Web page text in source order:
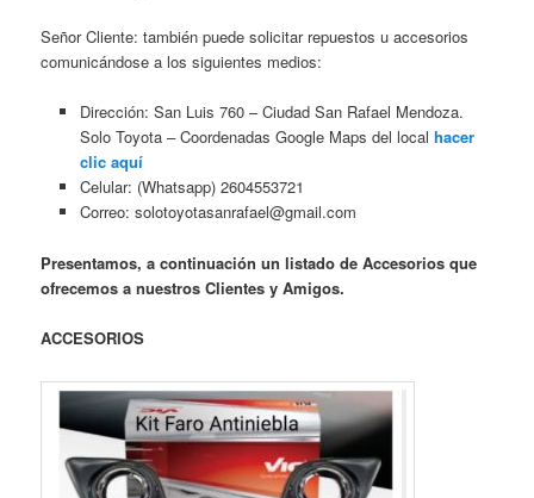
Señor Cliente: también puede solicitar repuestos u accesorios
comunicándose a los siguientes medios:
Dirección: San Luis 760 – Ciudad San Rafael Mendoza.
Solo Toyota – Coordenadas Google Maps del local hacer
clic aquí
Celular: (Whatsapp) 2604553721
Correo: solotoyotasanrafael@gmail.com
Presentamos, a continuación un listado de Accesorios que
ofrecemos a nuestros Clientes y Amigos.
ACCESORIOS